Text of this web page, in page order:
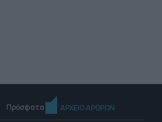
Πρόσφατα ΑΡΧΕΙΟ ΑΡΘΡΩΝ